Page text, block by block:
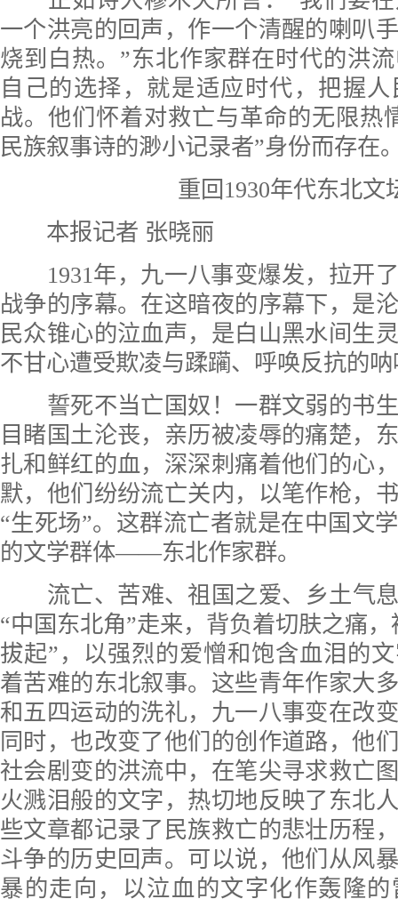
一个洪亮的回声，作一个清醒的喇叭
烧到白热。”东北作家群在时代的洪
自己的选择，就是适应时代，把握
战。他们怀着对救亡与革命的无限热
民族叙事诗的渺小记录者”身份而存在
重回1930年代东北文
本报记者 张晓丽
1931年，九一八事变爆发，拉开了
战争的序幕。在这暗夜的序幕下，是
民众锥心的泣血声，是白山黑水间生
不甘心遭受欺凌与蹂躏、呼唤反抗的
誓死不当亡国奴！一群文弱的书生
目睹国土沦丧，亲历被凌辱的痛楚，
扎和鲜红的血，深深刺痛着他们的心
默，他们纷纷流亡关内，以笔作枪，
“生死场”。这群流亡者就是在中国文
的文学群体——东北作家群。
流亡、苦难、祖国之爱、乡土气
“中国东北角”走来，背负着切肤之痛
拔起”，以强烈的爱憎和饱含血泪的
着苦难的东北叙事。这些青年作家大
和五四运动的洗礼，九一八事变在改
同时，也改变了他们的创作道路，他
社会剧变的洪流中，在笔尖寻求救亡
火溅泪般的文字，热切地反映了东北
些文章都记录了民族救亡的悲壮历程
斗争的历史回声。可以说，他们从风
暴的走向，以泣血的文字化作轰隆